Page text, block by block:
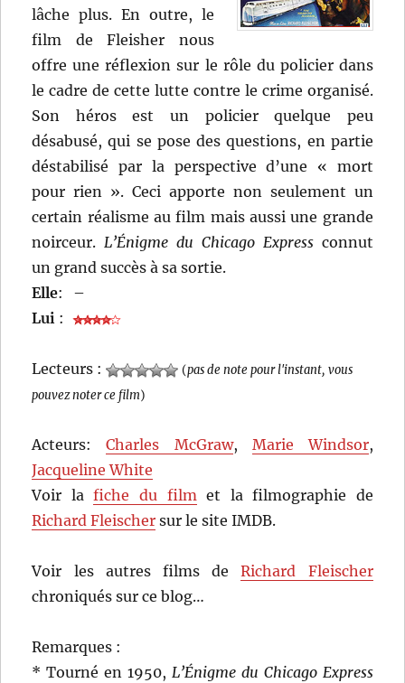
lâche plus. En outre, le
film de Fleisher nous
offre une réflexion sur le rôle du policier dans
le cadre de cette lutte contre le crime organisé.
Son héros est un policier quelque peu
désabusé, qui se pose des questions, en partie
déstabilisé par la perspective d’une « mort
pour rien ». Ceci apporte non seulement un
certain réalisme au film mais aussi une grande
noirceur.L’Énigme du Chicago Expressconnut
un grand succès à sa sortie.
Elle:
–
Lui :
Lecteurs : (pas de note pour l'instant, vous
pouvez noter ce film)
Acteurs:Charles McGraw, Marie Windsor,
Jacqueline White
Voir lafiche du filmet la filmographie de
Richard Fleischer sur le site IMDB.
Voir les autres films deRichard Fleischer
chroniqués sur ce blog…
Remarques :
* Tourné en 1950, L’Énigme du Chicago Express